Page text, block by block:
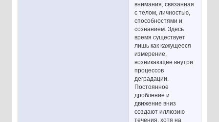
внимания, связанная
с телом, личностью,
способностями и
сознанием. Здесь
время существует
лишь как кажущееся
измерение,
возникающее внутри
процессов
деградации.
Постоянное
дробление и
движение вниз
создают иллюзию
течения, хотя на